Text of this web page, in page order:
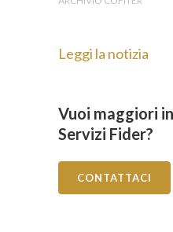
Leggi la notizia
Vuoi maggiori
Servizi Fider?
CONTATTACI